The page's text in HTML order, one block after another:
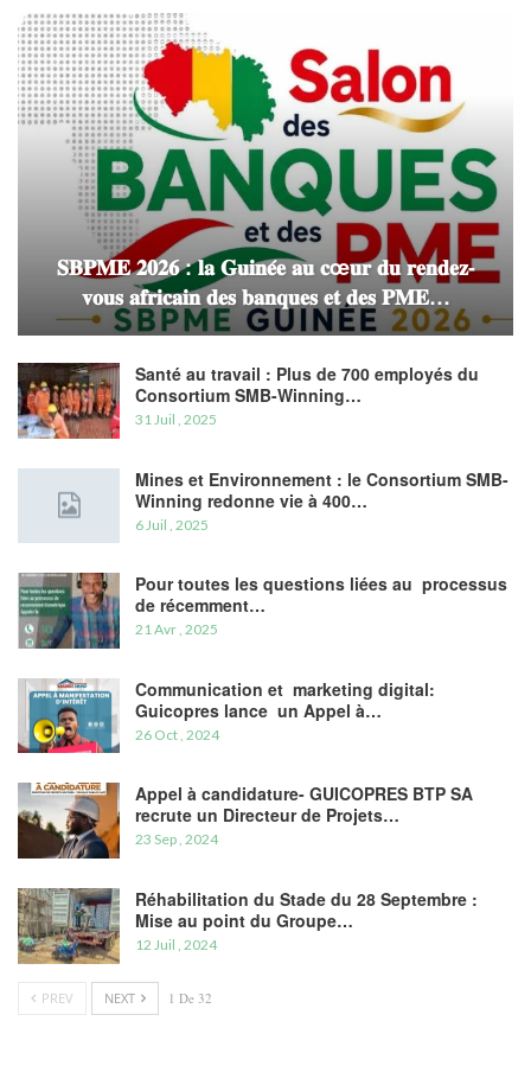
𝐒𝐁𝐏𝐌𝐄 𝟐𝟎𝟐𝟔 : 𝐥𝐚 𝐆𝐮𝐢𝐧𝐞́𝐞 𝐚𝐮 𝐜œ𝐮𝐫 𝐝𝐮 𝐫𝐞𝐧𝐝𝐞𝐳-
𝐯𝐨𝐮𝐬 𝐚𝐟𝐫𝐢𝐜𝐚𝐢𝐧 𝐝𝐞𝐬 𝐛𝐚𝐧𝐪𝐮𝐞𝐬 𝐞𝐭 𝐝𝐞𝐬 𝐏𝐌𝐄…
Santé au travail : Plus de 700 employés du
Consortium SMB-Winning…
31 Juil , 2025
Mines et Environnement : le Consortium SMB-
Winning redonne vie à 400…
6 Juil , 2025
Pour toutes les questions liées au processus
de récemment…
21 Avr , 2025
Communication et marketing digital:
Guicopres lance un Appel à…
26 Oct , 2024
Appel à candidature- GUICOPRES BTP SA
recrute un Directeur de Projets…
23 Sep , 2024
Réhabilitation du Stade du 28 Septembre :
Mise au point du Groupe…
12 Juil , 2024
PREV NEXT 1 De 32